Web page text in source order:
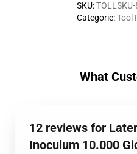
SKU:
Categorie:Tool
What
12 reviews for
Inoculum 10.000